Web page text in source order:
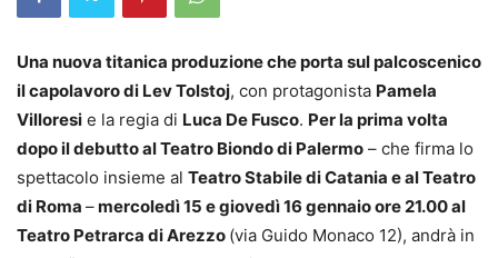
Una nuova titanica produzione che porta sul palcoscenico
il capolavoro di Lev Tolstoj, con protagonista Pamela
Villoresi e la regia di Luca De Fusco. Per la prima volta
dopo il debutto al Teatro Biondo di Palermo – che firma lo
spettacolo insieme al Teatro Stabile di Catania e al Teatro
di Roma –mercoledì 15 e giovedì 16 gennaio ore 21.00 al
Teatro Petrarca di Arezzo (via Guido Monaco 12), andrà in